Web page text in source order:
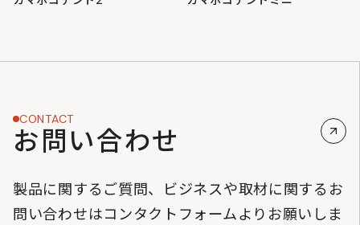
CONTACT
お問い合わせ
製品に関するご質問、ビジネスや取材に関するお
問い合わせはコンタクトフォームよりお願いしま